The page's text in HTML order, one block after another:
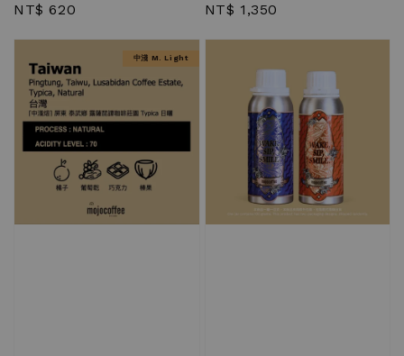
Regular
NT$ 620
Regular
NT$ 1,350
中淺 M. Light